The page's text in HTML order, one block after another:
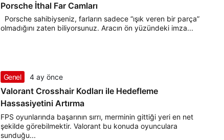
Porsche İthal Far Camları
Porsche sahibiyseniz, farların sadece “ışık veren bir parça”
olmadığını zaten biliyorsunuz. Aracın ön yüzündeki imza...
Genel 4 ay önce
Valorant Crosshair Kodları ile Hedefleme
Hassasiyetini Artırma
FPS oyunlarında başarının sırrı, merminin gittiği yeri en net
şekilde görebilmektir. Valorant bu konuda oyunculara
sunduğu...